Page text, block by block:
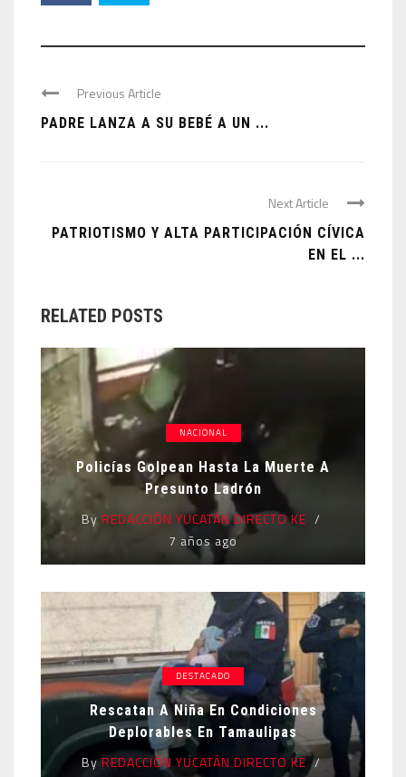
Previous Article
PADRE LANZA A SU BEBÉ A UN ...
Next Article
PATRIOTISMO Y ALTA PARTICIPACIÓN CÍVICA
EN EL ...
RELATED POSTS
NACIONAL
Policías Golpean Hasta La Muerte A
Presunto Ladrón
By REDACCIÓN YUCATÁN DIRECTO KE
7 años ago
DESTACADO
Rescatan A Niña En Condiciones
Deplorables En Tamaulipas
ByREDACCIÓN YUCATÁN DIRECTO KE